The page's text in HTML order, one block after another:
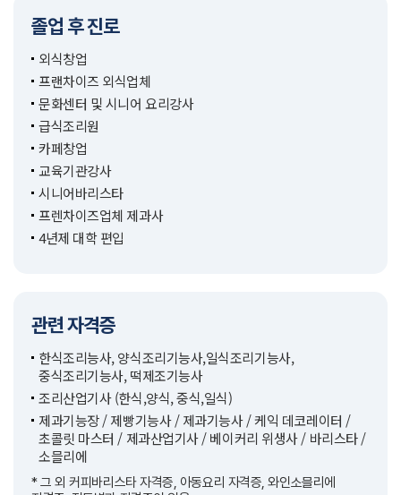
졸업 후 진로
외식창업
프랜차이즈 외식업체
문화센터 및 시니어 요리강사
급식조리원
카페창업
교육기관강사
시니어바리스타
프렌차이즈업체 제과사
4년제 대학 편입
관련 자격증
한식조리능사, 양식조리기능사,일식조리기능사,
중식조리기능사, 떡제조기능사
조리산업기사 (한식,양식, 중식,일식)
제과기능장 / 제빵기능사 / 제과기능사 / 케익 데코레이터 /
초콜릿 마스터 / 제과산업기사 / 베이커리 위생사 / 바리스타 /
소믈리에
* 그 외 커피바리스타 자격증, 아동요리 자격증, 와인소믈리에